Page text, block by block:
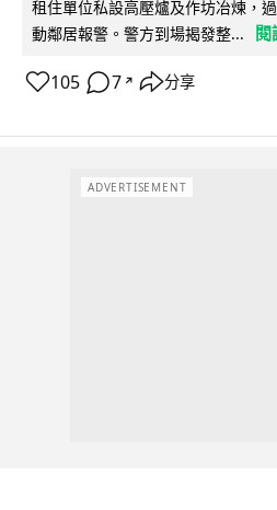
租住單位私設高壓爐及作坊冶煉，
動鄰居報警。警方到場揭發整...
閱
105 7 ↗ 分享
ADVERTISEMENT